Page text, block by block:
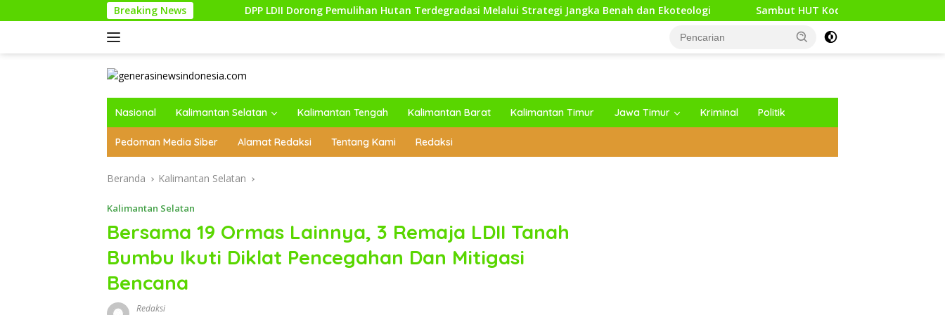
ke
Breaking News
DPP LDII Dorong Pemulihan Hutan Terdegradasi Melalui Strategi Jangka Benah dan Ekoteologi Sambut HUT Kodam XXI/Raden Intan, Kodim 0427/Way
Nasional Kalimantan Selatan Kalimantan Tengah Kalimantan Barat Kalimantan Timur Jawa Timur Kriminal Politik
Pedoman Media Siber Alamat Redaksi Tentang Kami Redaksi
Beranda Kalimantan Selatan
Kalimantan Selatan
Bersama 19 Ormas Lainnya, 3 Remaja LDII Tanah
Bumbu Ikuti Diklat Pencegahan Dan Mitigasi
Bencana
Redaksi